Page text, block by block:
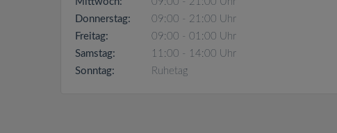
Donnerstag:
09:00 - 21:00 Uhr
Freitag:
09:00 - 01:00 Uhr
Samstag:
11:00 - 14:00 Uhr
Sonntag:
Ruhetag